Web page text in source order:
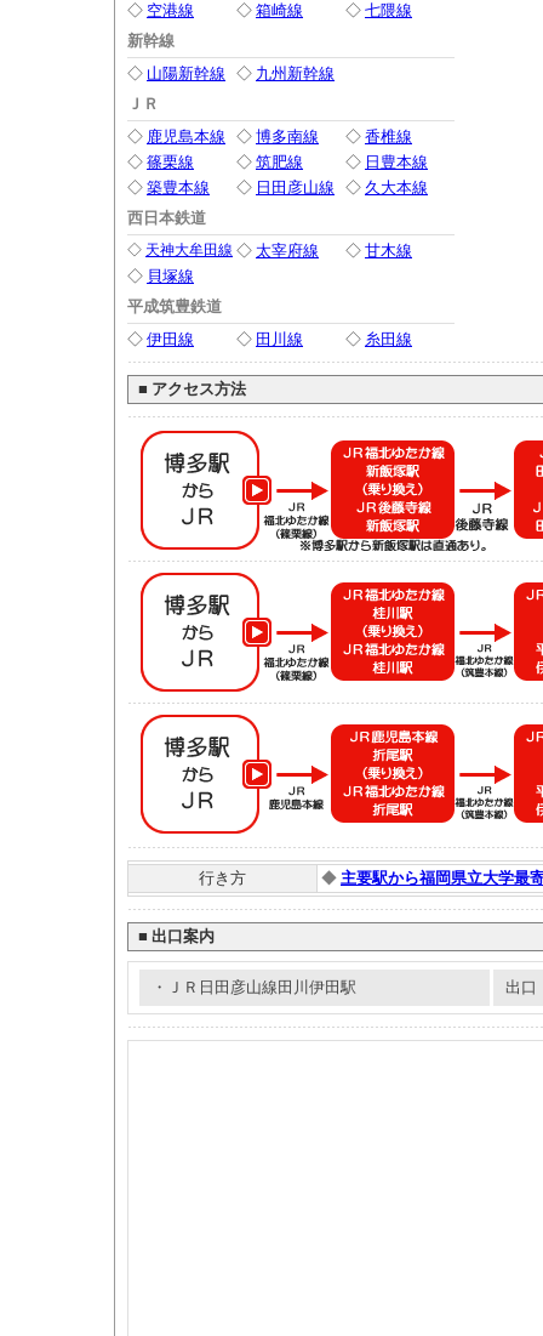
◇ 空港線 ◇ 箱崎線 ◇ 七隈線
新幹線
◇ 山陽新幹線 ◇ 九州新幹線
ＪＲ
◇ 鹿児島本線 ◇ 博多南線 ◇ 香椎線
◇ 篠栗線 ◇ 筑肥線 ◇ 日豊本線
◇ 築豊本線 ◇ 日田彦山線 ◇ 久大本線
西日本鉄道
◇ 天神大牟田線 ◇ 太宰府線 ◇ 甘木線
◇ 貝塚線
平成筑豊鉄道
◇ 伊田線 ◇ 田川線 ◇ 糸田線
■ アクセス方法
行き方 ◆ 主要駅から福岡県立大学最
■ 出口案内
・ＪＲ日田彦山線田川伊田駅 出口